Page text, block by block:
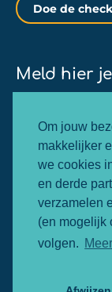
Om jouw
makkelijker
we cookies
en derde
verzamelen
(en mogelijk
volgen.
Doe de
Meld hier
Binnen één
en zullen wij
opnemen.